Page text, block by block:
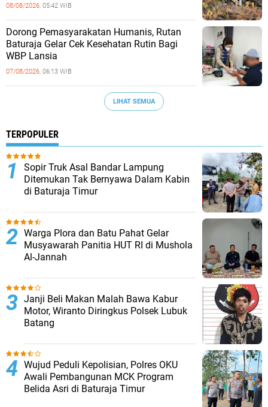
08/08/2026, 05:42 WIB
Dorong Pemasyarakatan Humanis, Rutan
Baturaja Gelar Cek Kesehatan Rutin Bagi
WBP Lansia
07/08/2026, 06:13 WIB
LIHAT SEMUA
TERPOPULER
Sopir Truk Asal Bandar Lampung
Ditemukan Tak Bernyawa Dalam Kabin
di Baturaja Timur
Warga Plora dan Batu Pahat Gelar
Musyawarah Panitia HUT RI di Mushola
Al-Jannah
Janji Beli Makan Malah Bawa Kabur
Motor, Wiranto Diringkus Polsek Lubuk
Batang
Wujud Peduli Kepolisian, Polres OKU
Awali Pembangunan MCK Program
Belida Asri di Baturaja Timur